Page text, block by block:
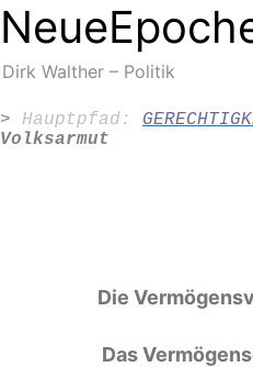
Dirk Walther – Politik
> Hauptpfad:
Volksarmut
Die
Das